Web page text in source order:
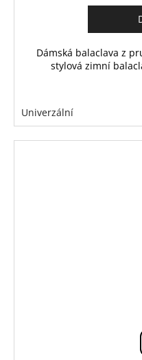
Dámská balaclava z
stylová zimní
Univerzální